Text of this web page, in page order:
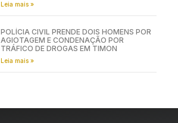
Leia mais »
POLÍCIA CIVIL PRENDE DOIS HOMENS POR
AGIOTAGEM E CONDENAÇÃO POR
TRÁFICO DE DROGAS EM TIMON
Leia mais »